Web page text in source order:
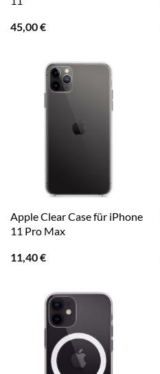
45,00€
Apple Clear Case für iPhone
11 Pro Max
11,40€